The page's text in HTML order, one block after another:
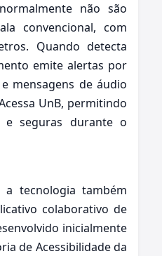
não são
convencional, com
Quando detecta
emite alertas por
mensagens de áudio
UnB, permitindo
e seguras durante o
tecnologia também
colaborativo de
inicialmente
de Acessibilidade da